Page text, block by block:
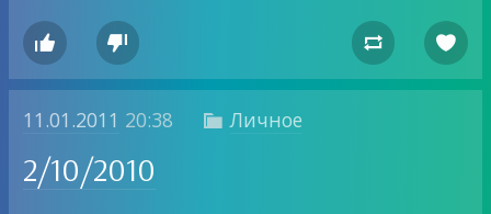
   
11.01.2011 20:38  Личное
2/10/2010